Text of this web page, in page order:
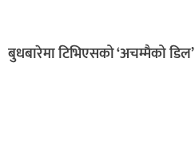
बुधबारेमा टिभिएसको ‘अचम्मैको